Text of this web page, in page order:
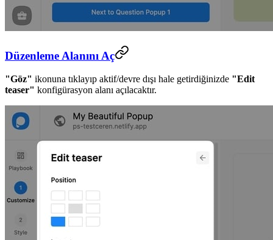
Düzenleme Alanını Aç
"Göz" ikonuna tıklayıp aktif/devre dışı hale getirdiğinizde "Edit
teaser" konfigürasyon alanı açılacaktır.